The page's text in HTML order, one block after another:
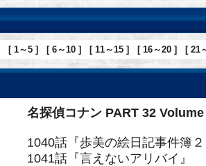
[ 1～5 ] [ 6～10 ] [ 11～15 ] [ 16～20 ] [ 21
名探偵コナン PART 32 Volume
1040話『歩美の絵日記事件簿
1041話『言えないアリバイ』